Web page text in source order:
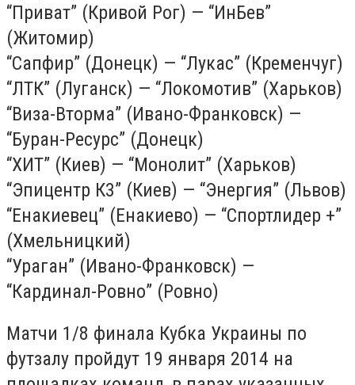
“Приват” (Кривой Рог) — “ИнБев”
(Житомир)
“Сапфир” (Донецк) — “Лукас” (Кременчуг)
“ЛТК” (Луганск) — “Локомотив” (Харьков)
“Виза-Вторма” (Ивано-Франковск) —
“Буран-Ресурс” (Донецк)
“ХИТ” (Киев) — “Монолит” (Харьков)
“Эпицентр К3” (Киев) — “Энергия” (Львов)
“Енакиевец” (Енакиево) — “Спортлидер +”
(Хмельницкий)
“Ураган” (Ивано-Франковск) —
“Кардинал-Ровно” (Ровно)
Матчи 1/8 финала Кубка Украины по
футзалу пройдут 19 января 2014 на